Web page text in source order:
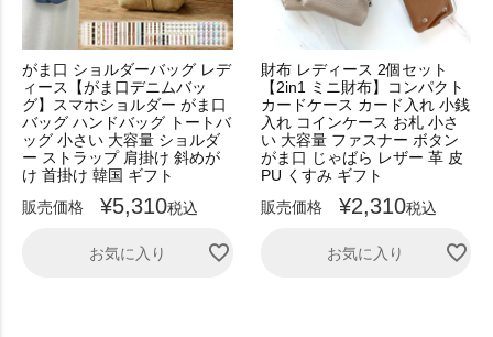
がま口 ショルダーバッグ レデ
ィース【がま口デニムバッ
グ】スマホショルダー がま口
バッグ ハンドバッグ トートバ
ッグ 小さい 大容量 ショルダ
ー ストラップ 肩掛け 斜めが
け 首掛け 韓国 ギフト
販売価格
¥5,310税込
お気に入り
財布 レディース 2個セット
【2in1 ミニ財布】コンパクト
カードケース カード入れ 小銭
入れ コインケース お札 小さ
い 大容量 ファスナー ボタン
がま口 じゃばら レザー 革 皮
PU くすみ ギフト
販売価格
¥2,310税込
お気に入り